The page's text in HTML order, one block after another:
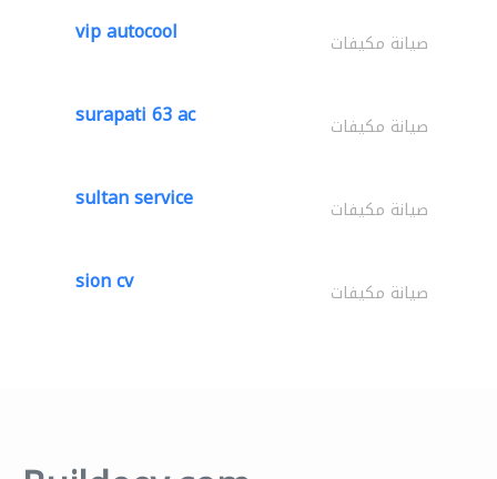
vip autocool صيانة مكيفات
surapati 63 ac صيانة مكيفات
sultan service صيانة مكيفات
sion cv صيانة مكيفات